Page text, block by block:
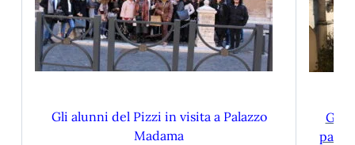
Gli alunni del Pizzi in visita a Palazzo
Madama
Gli